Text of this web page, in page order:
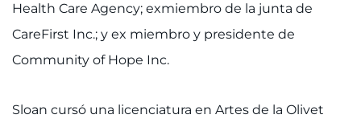
Health Care Agency; exmiembro de la junta de
CareFirst Inc.; y ex miembro y presidente de
Community of Hope Inc.
Sloan cursó una licenciatura en Artes de la Olivet